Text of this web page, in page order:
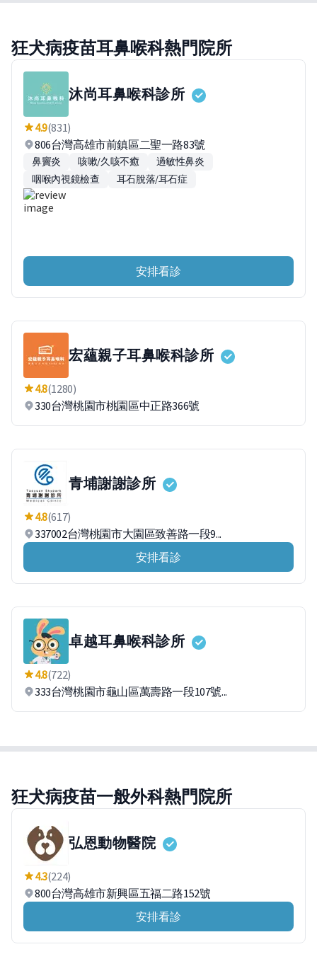
狂犬病疫苗耳鼻喉科熱門院所
沐尚耳鼻喉科診所
4.9(831)
806台灣高雄市前鎮區二聖一路83號
鼻竇炎 咳嗽/久咳不癒
過敏性鼻炎
咽喉內視鏡檢查
耳石脫落/耳石症
安排看診
宏蘊親子耳鼻喉科診所
4.8(1280)
330台灣桃園市桃園區中正路366號
青埔謝謝診所
4.8(617)
337002台灣桃園市大園區致善路一段9...
安排看診
卓越耳鼻喉科診所
4.8(722)
333台灣桃園市龜山區萬壽路一段107號...
狂犬病疫苗一般外科熱門院所
弘恩動物醫院
4.3(224)
800台灣高雄市新興區五福二路152號
安排看診